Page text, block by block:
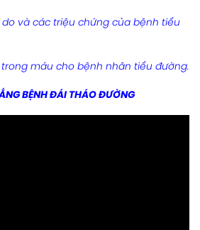
do và các triệu chứng của bệnh tiểu
trong máu cho bệnh nhân tiểu đường.
BỆNH ĐÁI THÁO ĐƯỜNG